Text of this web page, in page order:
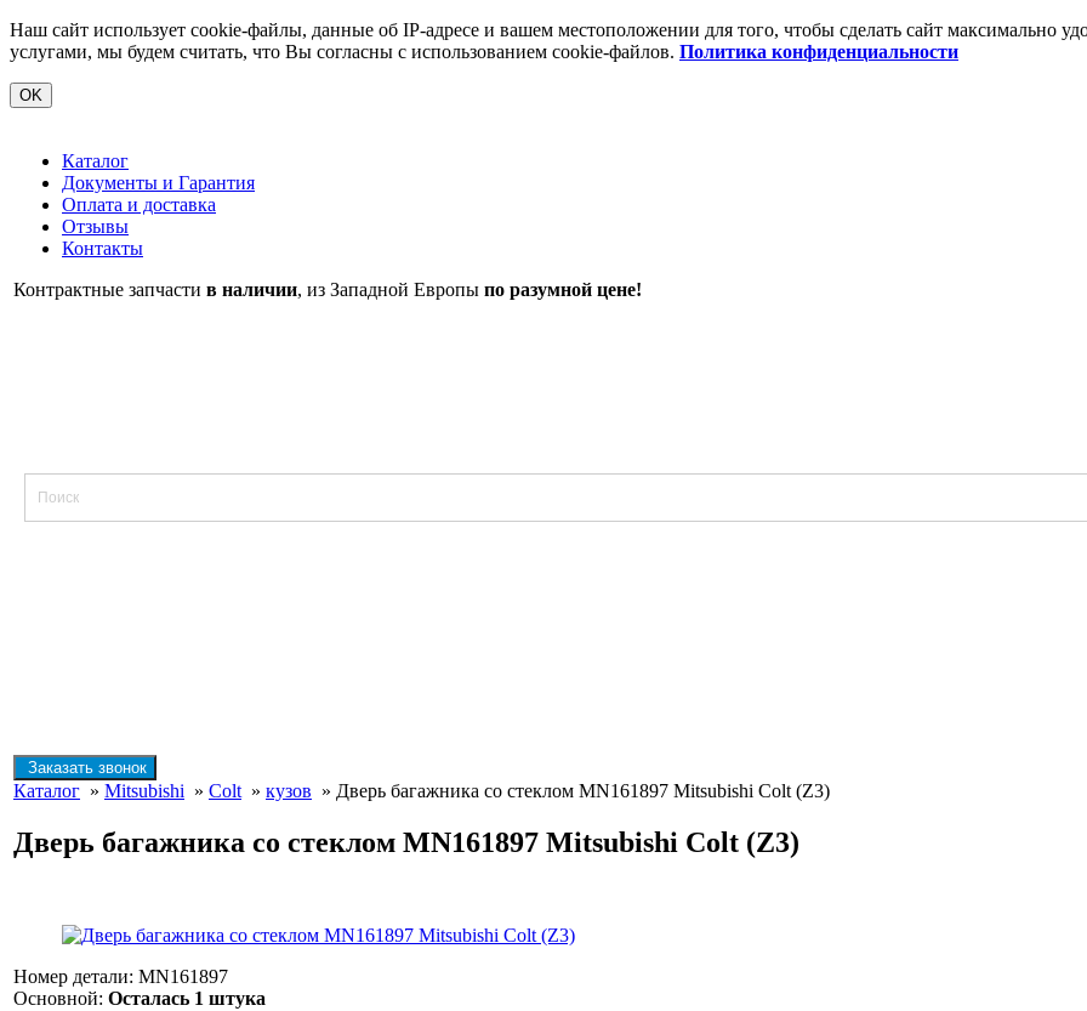
Наш сайт использует cookie-файлы, данные об IP-адресе и вашем местоположении для того, чтобы сделать сайт максимально
услугами, мы будем считать, что Вы согласны с использованием cookie-файлов. Политика конфиденциальности
OK
Каталог
Документы и Гарантия
Оплата и доставка
Отзывы
Контакты
Контрактные запчасти в наличии, из Западной Европы по разумной цене!
Заказать звонок
Каталог » Mitsubishi » Colt » кузов » Дверь багажника со стеклом MN161897 Mitsubishi Colt (Z3)
Дверь багажника со стеклом MN161897 Mitsubishi Colt (Z3)
Номер детали: MN161897
Основной: Осталась 1 штука